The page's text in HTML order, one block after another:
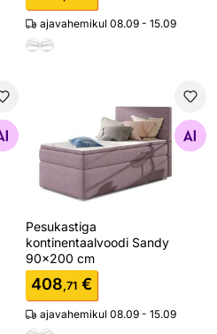
ajavahemikul 08.09 - 15.09
Sandy 90x200 cm
Pesukastiga
Otsi sarnaseid
Pesukastiga
kontinentaalvoodi Sandy
90x200 cm
408,71 €
ajavahemikul 08.09 - 15.09